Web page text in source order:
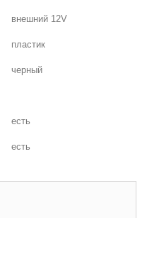
внешний 12V
пластик
черный
есть
есть